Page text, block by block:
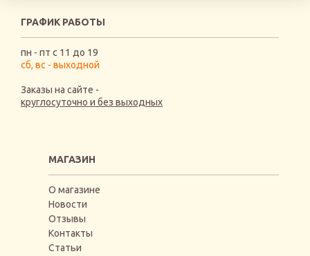
ГРАФИК РАБОТЫ
пн - пт с 11 до 19
сб, вс - выходной
Заказы на сайте -
круглосуточно и без выходных
МАГАЗИН
О магазине
Новости
Отзывы
Контакты
Статьи